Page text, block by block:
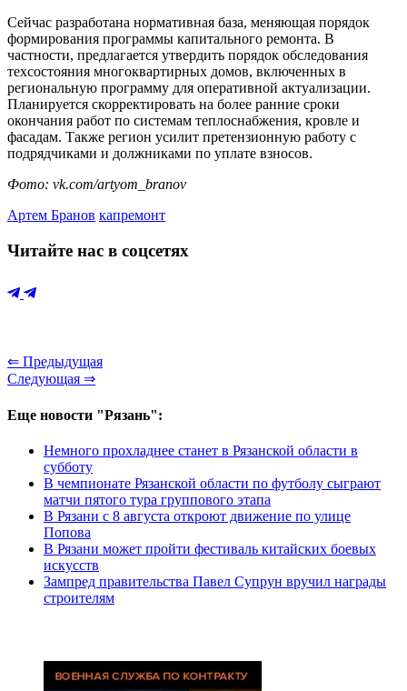
Сейчас разработана нормативная база, меняющая порядок
формирования программы капитального ремонта. В
частности, предлагается утвердить порядок обследования
техсостояния многоквартирных домов, включенных в
региональную программу для оперативной актуализации.
Планируется скорректировать на более ранние сроки
окончания работ по системам теплоснабжения, кровле и
фасадам. Также регион усилит претензионную работу с
подрядчиками и должниками по уплате взносов.
Фото: vk.com/artyom_branov
Артем Бранов капремонт
Читайте нас в соцсетях
⇐ Предыдущая
Следующая ⇒
Еще новости "Рязань":
Немного прохладнее станет в Рязанской области в
субботу
В чемпионате Рязанской области по футболу сыграют
матчи пятого тура группового этапа
В Рязани с 8 августа откроют движение по улице
Попова
В Рязани может пройти фестиваль китайских боевых
искусств
Зампред правительства Павел Супрун вручил награды
строителям